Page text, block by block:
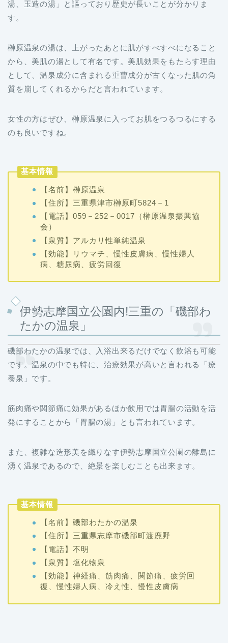
湯、玉造の湯」と謳っており歴史が長いことが分かりま
す。
榊原温泉の湯は、上がったあとに肌がすべすべになること
から、美肌の湯として有名です。美肌効果をもたらす理由
として、温泉成分に含まれる重曹成分が古くなった肌の角
質を崩してくれるからだと言われています。
女性の方はぜひ、榊原温泉に入ってお肌をつるつるにする
のも良いですね。
基本情報
【名前】榊原温泉
【住所】三重県津市榊原町5824－1
【電話】059－252－0017（榊原温泉振興協
会）
【泉質】アルカリ性単純温泉
【効能】リウマチ、慢性皮膚病、慢性婦人
病、糖尿病、疲労回復
伊勢志摩国立公園内!三重の「磯部わ
たかの温泉」
磯部わたかの温泉では、入浴出来るだけでなく飲浴も可能
です。温泉の中でも特に、治療効果が高いと言われる「療
養泉」です。
筋肉痛や関節痛に効果があるほか飲用では胃腸の活動を活
発にすることから「胃腸の湯」とも言われています。
また、複雑な造形美を織りなす伊勢志摩国立公園の離島に
湧く温泉であるので、絶景を楽しむことも出来ます。
基本情報
【名前】磯部わたかの温泉
【住所】三重県志摩市磯部町渡鹿野
【電話】不明
【泉質】塩化物泉
【効能】神経痛、筋肉痛、関節痛、疲労回
復、慢性婦人病、冷え性、慢性皮膚病